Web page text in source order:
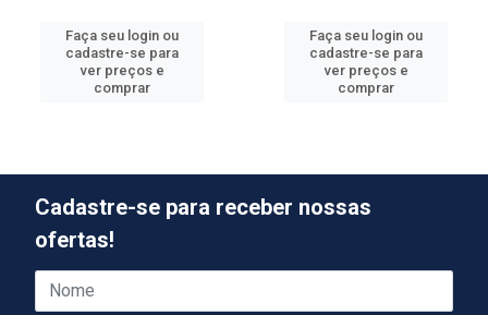
Faça seu login ou
cadastre-se para
ver preços e
comprar
Faça seu login ou
cadastre-se para
ver preços e
comprar
Cadastre-se para receber nossas
ofertas!